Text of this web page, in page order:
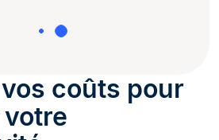
coûts pour